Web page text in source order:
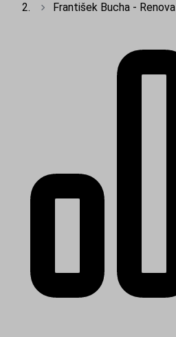
František Bucha - Renova